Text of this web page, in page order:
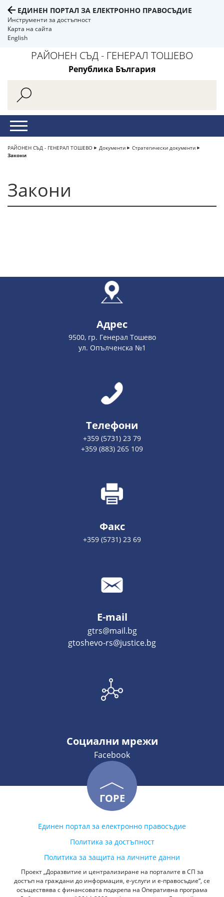
ЕДИНЕН ПОРТАЛ ЗА ЕЛЕКТРОННО ПРАВОСЪДИЕ
Инструменти за достъпност
Карта на сайта
English
РАЙОНЕН СЪД - ГЕНЕРАЛ ТОШЕВО
Република България
РАЙОНЕН СЪД - ГЕНЕРАЛ ТОШЕВО Документи
Стратегически документи
Закони
Закони
Адрес
9500, гр. Генерал Тошево
ул. Опълченска №1
Телефони
+359 (5731) 23 79
+359 (883) 265 109
Факс
+359 (5731) 23 69
E-mail
gtrs@mail.bg
gtoshevo-rs@justice.bg
Социални мрежи
Facebook
ГОРЕ
Единен портал за електронно правосъдие
Политика за достъпност
Политика за защита на личните данни
Проект „Доразвитие и централизиране на порталите в СП за
достъп на граждани до информация, е-услуги и е-правосъдие“, се
осъществява с финансовата подкрепа на Оперативна програма